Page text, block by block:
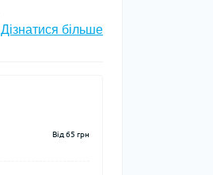
Дізнатися більше
Від 65 грн